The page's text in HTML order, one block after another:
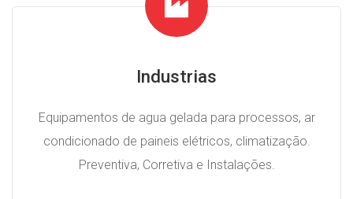
Industrias
Equipamentos de agua gelada para processos, ar
condicionado de paineis elétricos, climatização.
Preventiva, Corretiva e Instalações.